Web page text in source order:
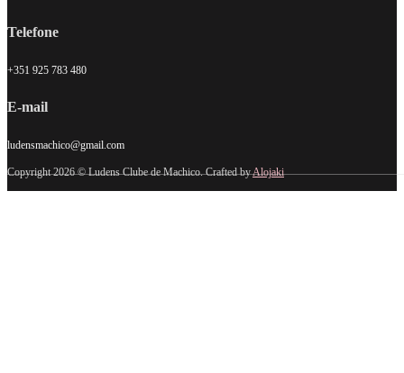
Telefone
+351 925 783 480
E-mail
ludensmachico@gmail.com
Copyright 2026 © Ludens Clube de Machico. Crafted byAlojaki